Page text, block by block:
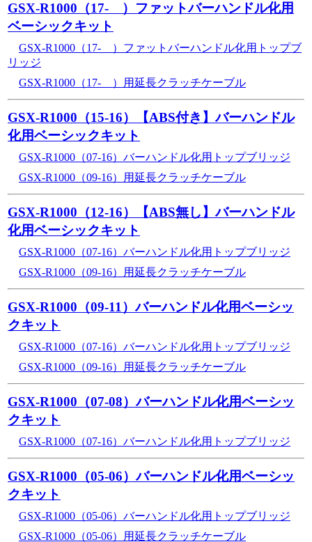
GSX-R1000（17- ）ファットバーハンドル化用
ベーシックキット
GSX-R1000（17- ）ファットバーハンドル化用トップブ
リッジ
GSX-R1000（17- ）用延長クラッチケーブル
GSX-R1000（15-16）【ABS付き】バーハンドル
化用ベーシックキット
GSX-R1000（07-16）バーハンドル化用トップブリッジ
GSX-R1000（09-16）用延長クラッチケーブル
GSX-R1000（12-16）【ABS無し】バーハンドル
化用ベーシックキット
GSX-R1000（07-16）バーハンドル化用トップブリッジ
GSX-R1000（09-16）用延長クラッチケーブル
GSX-R1000（09-11）バーハンドル化用ベーシッ
クキット
GSX-R1000（07-16）バーハンドル化用トップブリッジ
GSX-R1000（09-16）用延長クラッチケーブル
GSX-R1000（07-08）バーハンドル化用ベーシッ
クキット
GSX-R1000（07-16）バーハンドル化用トップブリッジ
GSX-R1000（05-06）バーハンドル化用ベーシッ
クキット
GSX-R1000（05-06）バーハンドル化用トップブリッジ
GSX-R1000（05-06）用延長クラッチケーブル